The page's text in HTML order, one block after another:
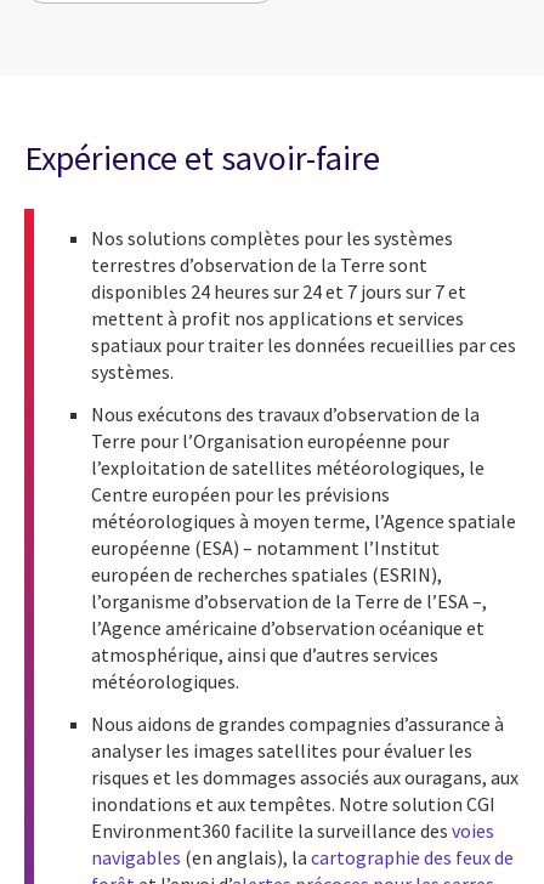
Expérience et savoir-faire
Nos solutions complètes pour les systèmes
terrestres d’observation de la Terre sont
disponibles 24 heures sur 24 et 7 jours sur 7 et
mettent à profit nos applications et services
spatiaux pour traiter les données recueillies par ces
systèmes.
Nous exécutons des travaux d’observation de la
Terre pour l’Organisation européenne pour
l’exploitation de satellites météorologiques, le
Centre européen pour les prévisions
météorologiques à moyen terme, l’Agence spatiale
européenne (ESA) – notamment l’Institut
européen de recherches spatiales (ESRIN),
l’organisme d’observation de la Terre de l’ESA –,
l’Agence américaine d’observation océanique et
atmosphérique, ainsi que d’autres services
météorologiques.
Nous aidons de grandes compagnies d’assurance à
analyser les images satellites pour évaluer les
risques et les dommages associés aux ouragans, aux
inondations et aux tempêtes. Notre solution CGI
Environment360 facilite la surveillance des voies
navigables (en anglais), la cartographie des feux de